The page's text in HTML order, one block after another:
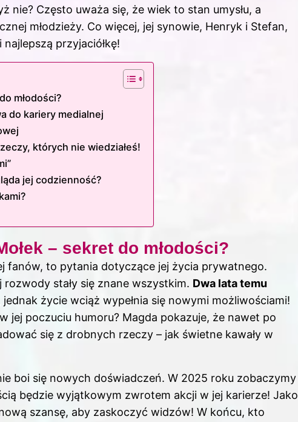
nie? Często uważa się, że wiek to stan umysłu, a
młodzieży. Co więcej, jej synowie, Henryk i Stefan,
przyjaciółkę!
młodości?
do kariery medialnej
których nie wiedziałeś!
jej codzienność?
– sekret do młodości?
fanów, to pytania dotyczące jej życia prywatnego.
rozwody stały się znane wszystkim. Dwa lata temu
jednak życie wciąż wypełnia się nowymi możliwościami!
jej poczuciu humoru? Magda pokazuje, że nawet po
się z drobnych rzeczy – jak świetne kawały w
boi się nowych doświadczeń. W 2025 roku zobaczymy
będzie wyjątkowym zwrotem akcji w jej karierze! Jako
szansę, aby zaskoczyć widzów! W końcu, kto